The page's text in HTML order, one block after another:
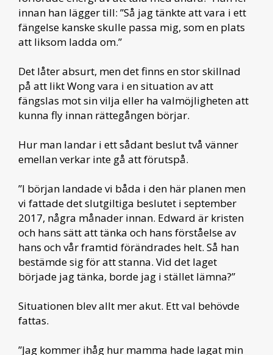
innan han lägger till: ”Så jag tänkte att vara i ett
fängelse kanske skulle passa mig, som en plats
att liksom ladda om.”
Det låter absurt, men det finns en stor skillnad
på att likt Wong vara i en situation av att
fängslas mot sin vilja eller ha valmöjligheten att
kunna fly innan rättegången börjar.
Hur man landar i ett sådant beslut två vänner
emellan verkar inte gå att förutspå.
”I början landade vi båda i den här planen men
vi fattade det slutgiltiga beslutet i september
2017, några månader innan. Edward är kristen
och hans sätt att tänka och hans förståelse av
hans och vår framtid förändrades helt. Så han
bestämde sig för att stanna. Vid det laget
började jag tänka, borde jag i stället lämna?”
Situationen blev allt mer akut. Ett val behövde
fattas.
”Jag kommer ihåg hur mamma hade lagat min